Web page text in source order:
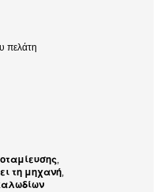
πελάτη
,
τη μηχανή,